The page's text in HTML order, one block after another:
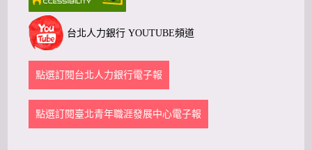
台北人力銀行 YOUTUBE頻道
點選訂閱台北人力銀行電子報
點選訂閱臺北青年職涯發展中心電子報